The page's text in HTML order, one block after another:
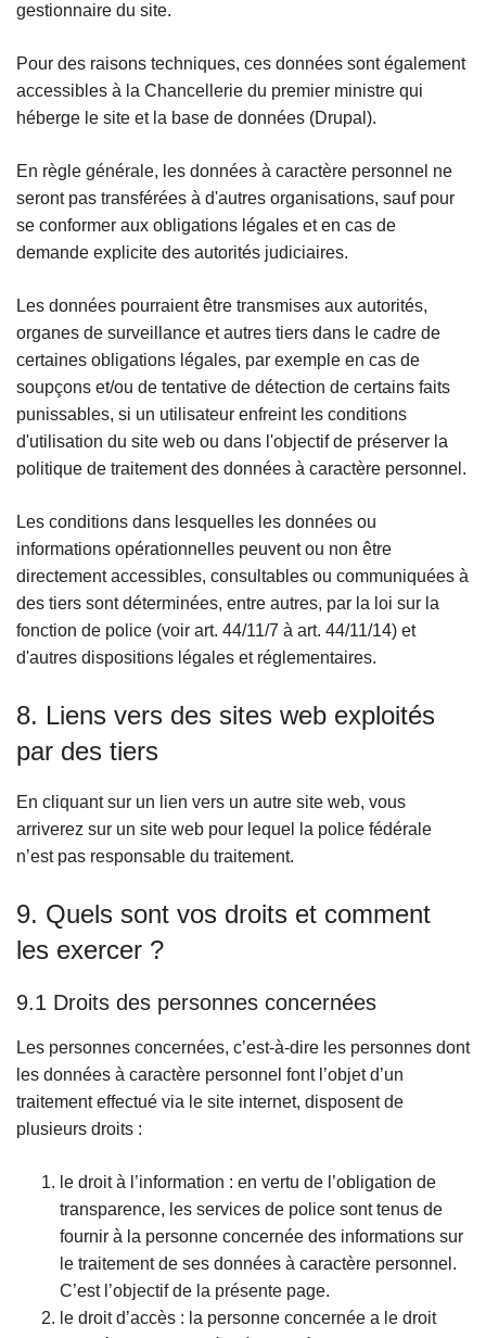
gestionnaire du site.
Pour des raisons techniques, ces données sont également
accessibles à la Chancellerie du premier ministre qui
héberge le site et la base de données (Drupal).
En règle générale, les données à caractère personnel ne
seront pas transférées à d'autres organisations, sauf pour
se conformer aux obligations légales et en cas de
demande explicite des autorités judiciaires.
Les données pourraient être transmises aux autorités,
organes de surveillance et autres tiers dans le cadre de
certaines obligations légales, par exemple en cas de
soupçons et/ou de tentative de détection de certains faits
punissables, si un utilisateur enfreint les conditions
d'utilisation du site web ou dans l'objectif de préserver la
politique de traitement des données à caractère personnel.
Les conditions dans lesquelles les données ou
informations opérationnelles peuvent ou non être
directement accessibles, consultables ou communiquées à
des tiers sont déterminées, entre autres, par la loi sur la
fonction de police (voir art. 44/11/7 à art. 44/11/14) et
d'autres dispositions légales et réglementaires.
8. Liens vers des sites web exploités
par des tiers
En cliquant sur un lien vers un autre site web, vous
arriverez sur un site web pour lequel la police fédérale
n’est pas responsable du traitement.
9. Quels sont vos droits et comment
les exercer ?
9.1 Droits des personnes concernées
Les personnes concernées, c’est-à-dire les personnes dont
les données à caractère personnel font l’objet d’un
traitement effectué via le site internet, disposent de
plusieurs droits :
le droit à l’information : en vertu de l’obligation de
transparence, les services de police sont tenus de
fournir à la personne concernée des informations sur
le traitement de ses données à caractère personnel.
C’est l’objectif de la présente page.
le droit d’accès : la personne concernée a le droit